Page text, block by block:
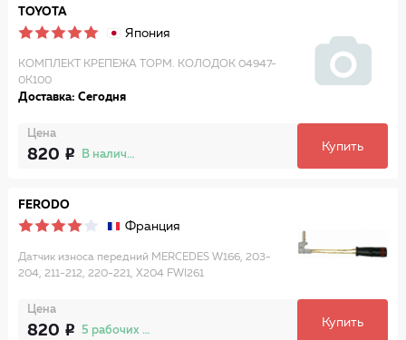
TOYOTA
Япония
КОМПЛЕКТ КРЕПЕЖА ТОРМ. КОЛОДОК 04947-
0K100
Доставка: Сегодня
Цена
820 В наличии
Купить
FERODO
Франция
Датчик износа передний MERCEDES W166, 203-
204, 211-212, 220-221, X204 FWI261
Цена
820 5 рабочих дней
Купить